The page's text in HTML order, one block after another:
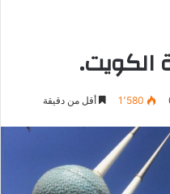
1٬580 أقل من دقيقة